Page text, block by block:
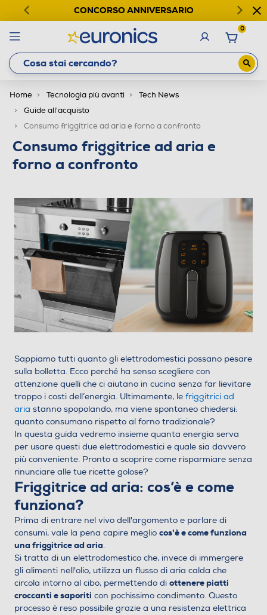
CONCORSO ANNIVERSARIO
0
Home Tecnologia più avanti
Tech News
Guide all'acquisto
Consumo friggitrice ad aria e forno a confronto
Consumo friggitrice ad aria e
forno a confronto
Sappiamo tutti quanto gli elettrodomestici possano pesare
sulla bolletta. Ecco perché ha senso scegliere con
attenzione quelli che ci aiutano in cucina senza far lievitare
troppo i costi dell’energia. Ultimamente, lefriggitrici ad
aria stanno spopolando, ma viene spontaneo chiedersi:
quanto consumano rispetto al forno tradizionale?
In questa guida vedremo insieme quanta energia serva
per usare questi due elettrodomestici e quale sia davvero
più conveniente. Pronto a scoprire come risparmiare senza
rinunciare alle tue ricette golose?
Friggitrice ad aria: cos’è e come
funziona?
Prima di entrare nel vivo dell'argomento e parlare di
consumi, vale la pena capire megliocos'è e come funziona
una friggitrice ad aria.
Si tratta di un elettrodomestico che, invece di immergere
gli alimenti nell'olio, utilizza un flusso di aria calda che
circola intorno al cibo, permettendo diottenere piatti
croccanti e saporiti con pochissimo condimento. Questo
processo è reso possibile grazie a una resistenza elettrica